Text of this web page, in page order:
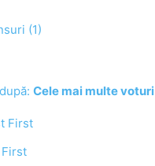
(1)
Cele mai multe voturi
First